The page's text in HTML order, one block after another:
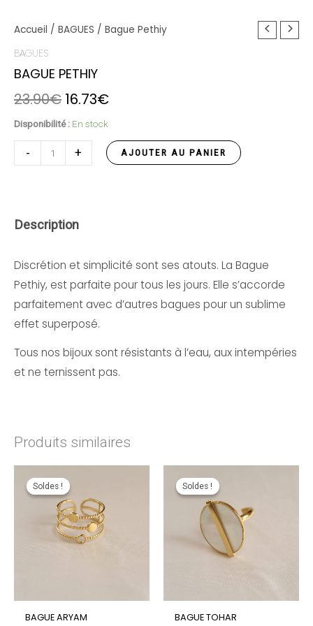
Accueil / BAGUES / Bague Pethiy
BAGUES
BAGUE PETHIY
23.90€
Le
initial
était :
23.90€.
16.73€
Le
16.73€.
Disponibilité : En stock
-
quantité
Pethiy
+ AJOUTER AU PANIER
Description
Discrétion et simplicité sont ses atouts. La Bague
Pethiy, est parfaite pour tous les jours. Elle s’accorde
parfaitement avec d’autres bagues pour un sublime
effet superposé.
Tous nos bijoux sont résistants à l’eau, aux intempéries
et ne ternissent pas.
Produits similaires
Soldes !
Soldes !
BAGUE ARYAM
Prix
Initial
Était :
27.99€.
Actuel
Est :
19.59€.
Soldes !
Soldes !
BAGUE TOHAR
Prix
Initial
Était :
29.99€.
Actuel
Est :
19.49€.